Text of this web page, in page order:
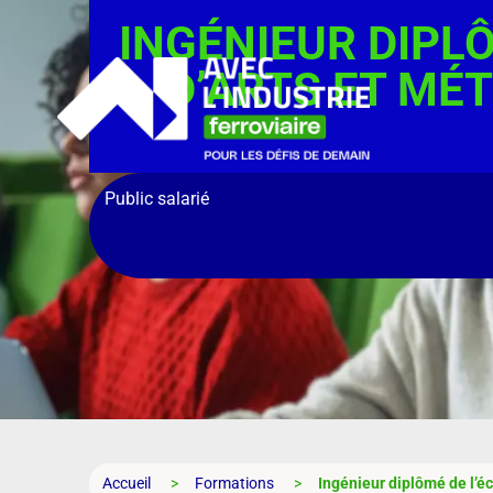
INGÉNIEUR
D’ARTS ET
Public salarié
Accueil Formations Ingénieur diplômé de